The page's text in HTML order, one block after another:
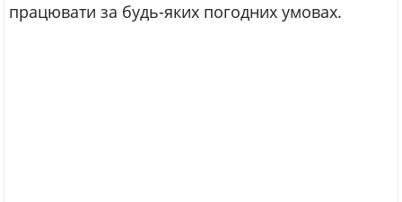
працювати за будь-яких погодних умовах.